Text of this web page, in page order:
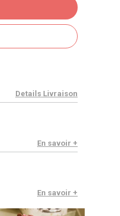
Details Livraison
En savoir +
En savoir +